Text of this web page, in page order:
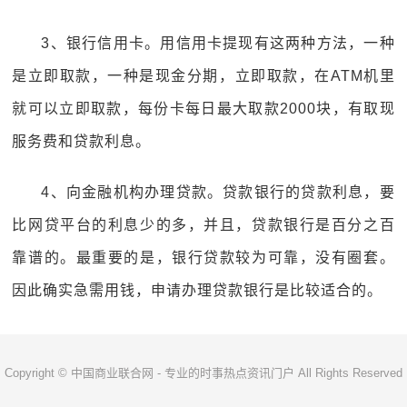
3、银行信用卡。用信用卡提现有这两种方法，一种
是立即取款，一种是现金分期，立即取款，在ATM机里
就可以立即取款，每份卡每日最大取款2000块，有取现
服务费和贷款利息。
4、向金融机构办理贷款。贷款银行的贷款利息，要
比网贷平台的利息少的多，并且，贷款银行是百分之百
靠谱的。最重要的是，银行贷款较为可靠，没有圈套。
因此确实急需用钱，申请办理贷款银行是比较适合的。
Copyright © 中国商业联合网 - 专业的时事热点资讯门户 All Rights Reserved